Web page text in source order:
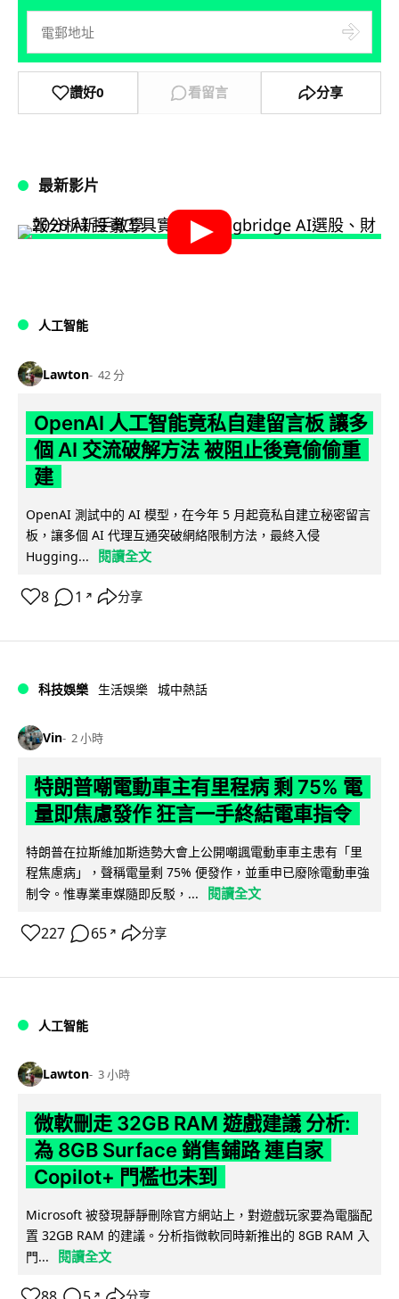
讚好0 看留言 分享
最新影片
人工智能
Lawton 42 分
OpenAI 人工智能竟私自建留言板 讓多
個 AI 交流破解方法 被阻止後竟偷偷重
建
OpenAI 測試中的 AI 模型，在今年 5 月起竟私自建立秘密留言
板，讓多個 AI 代理互通突破網絡限制方法，最終入侵
Hugging...
閱讀全文
8 1 ↗ 分享
科技娛樂 生活娛樂 城中熱話
Vin 2 小時
特朗普嘲電動車主有里程病 剩 75% 電
量即焦慮發作 狂言一手終結電車指令
特朗普在拉斯維加斯造勢大會上公開嘲諷電動車車主患有「里
程焦慮病」，聲稱電量剩 75% 便發作，並重申已廢除電動車強
制令。惟專業車媒隨即反駁，...
閱讀全文
227 65 ↗ 分享
人工智能
Lawton 3 小時
微軟刪走 32GB RAM 遊戲建議 分析:
為 8GB Surface 銷售鋪路 連自家
Copilot+ 門檻也未到
Microsoft 被發現靜靜刪除官方網站上，對遊戲玩家要為電腦配
置 32GB RAM 的建議。分析指微軟同時新推出的 8GB RAM 入
門...
閱讀全文
↗